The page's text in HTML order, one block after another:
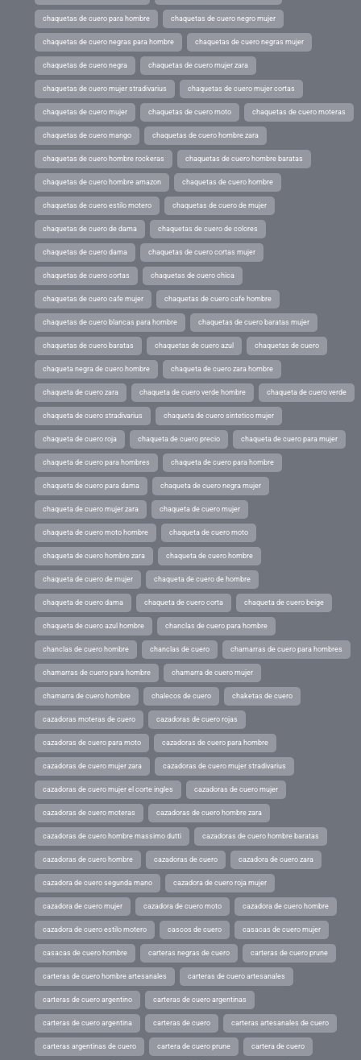
chaquetas de cuero para hombre chaquetas de cuero negro mujer
chaquetas de cuero negras para hombre chaquetas de cuero negras mujer
chaquetas de cuero negra chaquetas de cuero mujer zara
chaquetas de cuero mujer stradivarius chaquetas de cuero mujer cortas
chaquetas de cuero mujer chaquetas de cuero moto chaquetas de cuero moteras
chaquetas de cuero mango chaquetas de cuero hombre zara
chaquetas de cuero hombre rockeras chaquetas de cuero hombre baratas
chaquetas de cuero hombre amazon chaquetas de cuero hombre
chaquetas de cuero estilo motero chaquetas de cuero de mujer
chaquetas de cuero de dama chaquetas de cuero de colores
chaquetas de cuero dama chaquetas de cuero cortas mujer
chaquetas de cuero cortas chaquetas de cuero chica
chaquetas de cuero cafe mujer chaquetas de cuero cafe hombre
chaquetas de cuero blancas para hombre chaquetas de cuero baratas mujer
chaquetas de cuero baratas chaquetas de cuero azul chaquetas de cuero
chaqueta negra de cuero hombre chaqueta de cuero zara hombre
chaqueta de cuero zara chaqueta de cuero verde hombre chaqueta de cuero verde
chaqueta de cuero stradivarius chaqueta de cuero sintetico mujer
chaqueta de cuero roja chaqueta de cuero precio chaqueta de cuero para mujer
chaqueta de cuero para hombres chaqueta de cuero para hombre
chaqueta de cuero para dama chaqueta de cuero negra mujer
chaqueta de cuero mujer zara chaqueta de cuero mujer
chaqueta de cuero moto hombre chaqueta de cuero moto
chaqueta de cuero hombre zara chaqueta de cuero hombre
chaqueta de cuero de mujer chaqueta de cuero de hombre
chaqueta de cuero dama chaqueta de cuero corta chaqueta de cuero beige
chaqueta de cuero azul hombre chanclas de cuero para hombre
chanclas de cuero hombre chanclas de cuero chamarras de cuero para hombres
chamarras de cuero para hombre chamarra de cuero mujer
chamarra de cuero hombre chalecos de cuero chaketas de cuero
cazadoras moteras de cuero cazadoras de cuero rojas
cazadoras de cuero para moto cazadoras de cuero para hombre
cazadoras de cuero mujer zara cazadoras de cuero mujer stradivarius
cazadoras de cuero mujer el corte ingles cazadoras de cuero mujer
cazadoras de cuero moteras cazadoras de cuero hombre zara
cazadoras de cuero hombre massimo dutti cazadoras de cuero hombre baratas
cazadoras de cuero hombre cazadoras de cuero cazadora de cuero zara
cazadora de cuero segunda mano cazadora de cuero roja mujer
cazadora de cuero mujer cazadora de cuero moto cazadora de cuero hombre
cazadora de cuero estilo motero cascos de cuero casacas de cuero mujer
casacas de cuero hombre carteras negras de cuero carteras de cuero prune
carteras de cuero hombre artesanales carteras de cuero artesanales
carteras de cuero argentino carteras de cuero argentinas
carteras de cuero argentina carteras de cuero carteras artesanales de cuero
carteras argentinas de cuero cartera de cuero prune cartera de cuero